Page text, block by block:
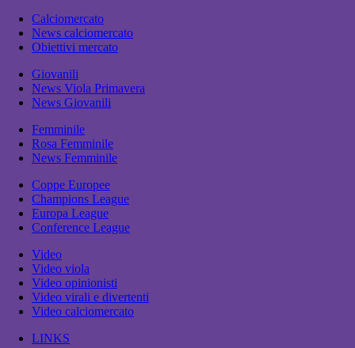
Calciomercato
News calciomercato
Obiettivi mercato
Giovanili
News Viola Primavera
News Giovanili
Femminile
Rosa Femminile
News Femminile
Coppe Europee
Champions League
Europa League
Conference League
Video
Video viola
Video opinionisti
Video virali e divertenti
Video calciomercato
LINKS